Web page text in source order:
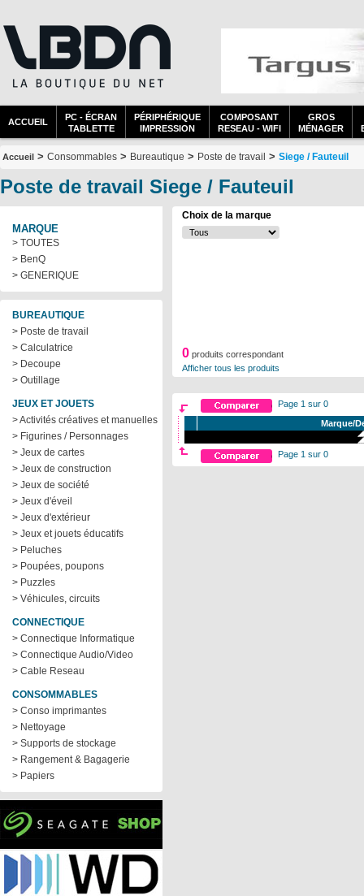
ACCUEIL
PC - ÉCRAN
TABLETTE
PÉRIPHÉRIQUE
IMPRESSION
COMPOSANT
RESEAU - WIFI
GROS
MÉNAGER
Accueil > Consommables > Bureautique > Poste de travail > Siege / Fauteuil
Poste de travail Siege / Fauteuil
MARQUE
> TOUTES
> BenQ
> GENERIQUE
BUREAUTIQUE
> Poste de travail
> Calculatrice
> Decoupe
> Outillage
JEUX ET JOUETS
> Activités créatives et manuelles
> Figurines / Personnages
> Jeux de cartes
> Jeux de construction
> Jeux de société
> Jeux d'éveil
> Jeux d'extérieur
> Jeux et jouets éducatifs
> Peluches
> Poupées, poupons
> Puzzles
> Véhicules, circuits
CONNECTIQUE
> Connectique Informatique
> Connectique Audio/Video
> Cable Reseau
CONSOMMABLES
> Conso imprimantes
> Nettoyage
> Supports de stockage
> Rangement & Bagagerie
> Papiers
Choix de la marque
0 produits correspondant
Afficher tous les produits
Page 1 sur 0
Marque/
Page 1 sur 0